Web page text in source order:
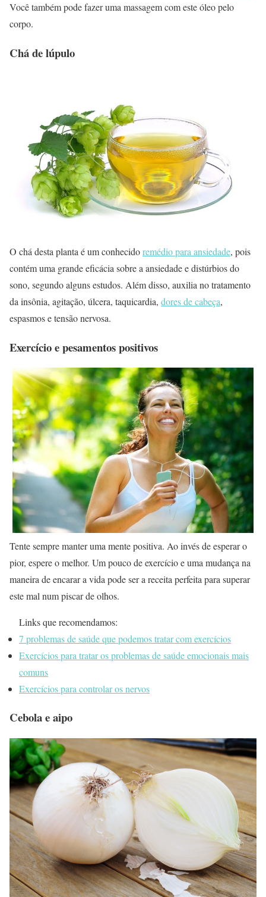
Você também pode fazer uma massagem com este óleo pelo
corpo.
Chá de lúpulo
O chá desta planta é um conhecidoremédio para ansiedade, pois
contém uma grande eficácia sobre a ansiedade e distúrbios do
sono, segundo alguns estudos. Além disso, auxilia no tratamento
da insônia, agitação, úlcera, taquicardia, dores de cabeça,
espasmos e tensão nervosa.
Exercício e pesamentos positivos
Tente sempre manter uma mente positiva. Ao invés de esperar o
pior, espere o melhor. Um pouco de exercício e uma mudança na
maneira de encarar a vida pode ser a receita perfeita para superar
este mal num piscar de olhos.
Links que recomendamos:
7 problemas de saúde que podemos tratar com exercícios
Exercícios para tratar os problemas de saúde emocionais mais
comuns
Exercícios para controlar os nervos
Cebola e aipo